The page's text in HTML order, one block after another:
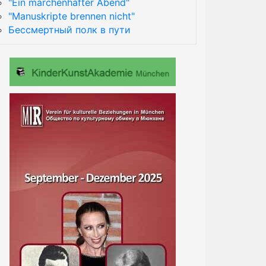
"Ein märchenhafter Abend"
"Manuskripte brennen nicht"
Бессмертный полк в пути